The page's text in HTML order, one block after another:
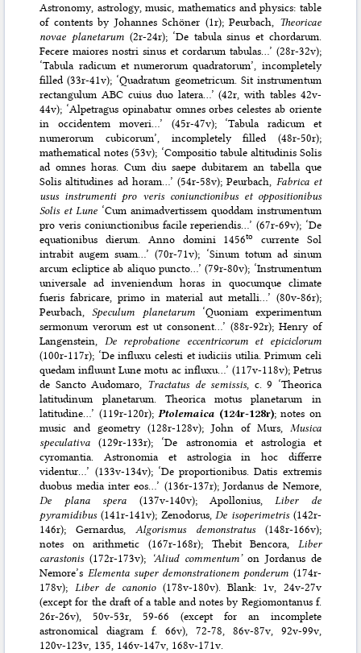
Astronomy, astrology, music, mathematics and physics: table
of contents by Johannes Schöner (1r); Peurbach, Theoricae
novae planetarum(2r-24r); ‘De tabula sinus et chordarum.
Fecere maiores nostri sinus et cordarum tabulas…’ (28r-32v);
‘Tabula radicum et numerorum quadratorum’, incompletely
filled (33r-41v); ‘Quadratum geometricum. Sit instrumentum
rectangulum ABC cuius duo latera…’ (42r, with tables 42v-
44v); ‘Alpetragus opinabatur omnes orbes celestes ab oriente
in occidentem moveri…’ (45r-47v); ‘Tabula radicum et
numerorum cubicorum’, incompletely filled (48r-50r);
mathematical notes (53v); ‘Compositio tabule altitudinis Solis
ad omnes horas. Cum diu saepe dubitarem an tabella que
Solis altitudines ad horam…’ (54r-58v); Peurbach, Fabrica et
usus instrumenti pro veris coniunctionibus et oppositionibus
Solis et Lune ‘Cum animadvertissem quoddam instrumentum
pro veris coniunctionibus facile reperiendis…’ (67r-69v); ‘De
equationibus dierum. Anno domini 1456to
currente Sol
intrabit augem suam…’ (70r-71v); ‘Sinum totum ad sinum
arcum ecliptice ab aliquo puncto…’ (79r-80v); ‘Instrumentum
universale ad inveniendum horas in quocumque climate
fueris fabricare, primo in material aut metalli…’ (80v-86r);
Peurbach,Speculum planetarum‘Quoniam experimentum
sermonum verorum est ut consonent…’ (88r-92r); Henry of
Langenstein, De reprobatione eccentricorum et epiciclorum
(100r-117r); ‘De influxu celesti et iudiciis utilia. Primum celi
quedam influunt Lune motu ac influxu…’ (117v-118v); Petrus
de Sancto Audomaro, Tractatus de semissis, c. 9 ‘Theorica
latitudinum planetarum. Theorica motus planetarum in
latitudine…’ (119r-120r); Ptolemaica (124r-128r); notes on
music and geometry (128r-128v); John of Murs, Musica
speculativa (129r-133r); ‘De astronomia et astrologia et
cyromantia. Astronomia et astrologia in hoc differre
videntur…’ (133v-134v); ‘De proportionibus. Datis extremis
duobus media inter eos…’ (136r-137r); Jordanus de Nemore,
De plana spera (137v-140v); Apollonius, Liber de
pyramidibus(141r-141v); Zenodorus, De isoperimetris(142r-
146r); Gernardus, Algorismus demonstratus(148r-166v);
notes on arithmetic (167r-168r); Thebit Bencora, Liber
carastonis(172r-173v); ‘Aliud commentum’on Jordanus de
Nemore’s Elementa super demonstrationem ponderum (174r-
178v); Liber de canonio(178v-180v). Blank: 1v, 24v-27v
(except for the draft of a table and notes by Regiomontanus f.
26r-26v), 50v-53r, 59-66 (except for an incomplete
astronomical diagram f. 66v), 72-78, 86v-87v, 92v-99v,
120v-123v, 135, 146v-147v, 168v-171v.